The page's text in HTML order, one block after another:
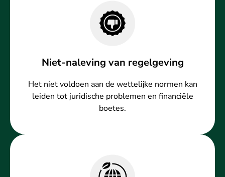
Niet-naleving van regelgeving
Het niet voldoen aan de wettelijke normen kan
leiden tot juridische problemen en financiële
boetes.